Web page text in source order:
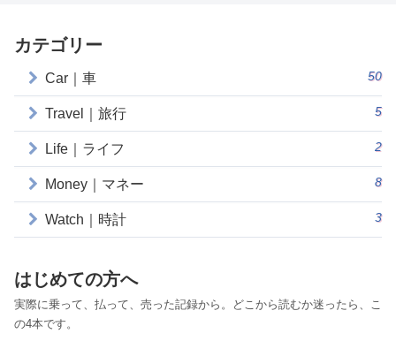
カテゴリー
Car｜車 50
Travel｜旅行 5
Life｜ライフ 2
Money｜マネー 8
Watch｜時計 3
はじめての方へ
実際に乗って、払って、売った記録から。どこから読むか迷ったら、こ
の4本です。